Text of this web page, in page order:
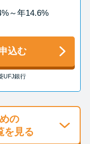
審査通る？借金
をおすすめしな
りるには？年利
ードローンと比
～年14.6%
込む
UFJ銀行
の
を見る